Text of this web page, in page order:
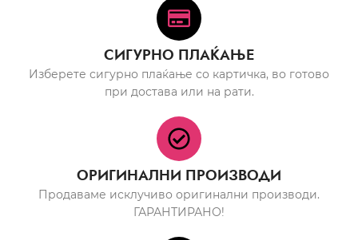
СИГУРНО ПЛАЌАЊЕ
Изберете сигурно плаќање со картичка, во готово
при достава или на рати.
ОРИГИНАЛНИ ПРОИЗВОДИ
Продаваме исклучиво оригинални производи.
ГАРАНТИРАНО!